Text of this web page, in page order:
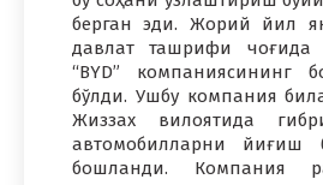
берган эди. Жорий йил
давлат ташрифи чоғида
“BYD” компаниясининг
бўлди. Ушбу компания
Жиззах вилоятида
автомобилларни йиғиш
бошланди. Компания